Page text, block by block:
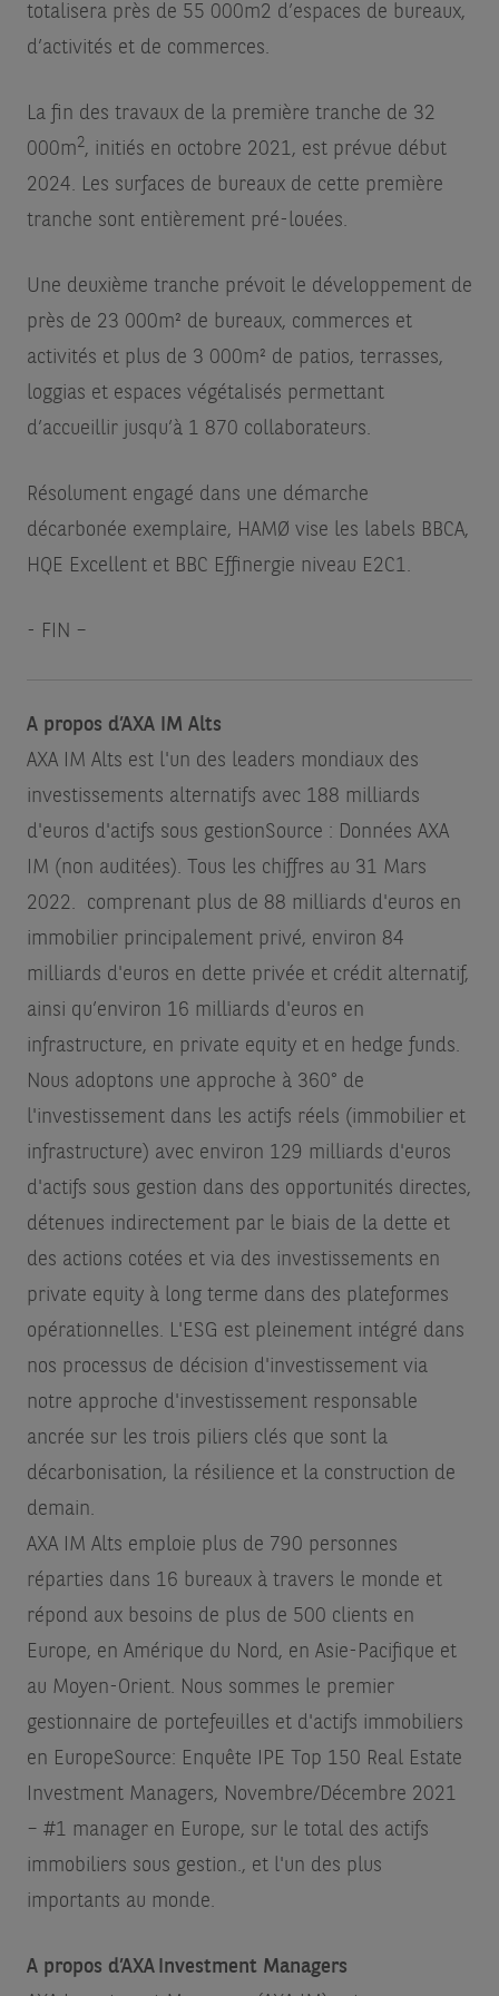
totalisera près de 55 000m2 d’espaces de bureaux,
d’activités et de commerces.
La fin des travaux de la première tranche de 32
000m2, initiés en octobre 2021, est prévue début
2024. Les surfaces de bureaux de cette première
tranche sont entièrement pré-louées.
Une deuxième tranche prévoit le développement de
près de 23 000m² de bureaux, commerces et
activités et plus de 3 000m² de patios, terrasses,
loggias et espaces végétalisés permettant
d’accueillir jusqu’à 1 870 collaborateurs.
Résolument engagé dans une démarche
décarbonée exemplaire, HAMØ vise les labels BBCA,
HQE Excellent et BBC Effinergie niveau E2C1.
- FIN –
A propos d’AXA IM Alts
AXA IM Alts est l'un des leaders mondiaux des
investissements alternatifs avec 188 milliards
d'euros d'actifs sous gestionSource : Données AXA
IM (non auditées). Tous les chiffres au 31 Mars
2022.
comprenant plus de 88 milliards d'euros en
immobilier principalement privé, environ 84
milliards d'euros en dette privée et crédit alternatif,
ainsi qu’environ 16 milliards d'euros en
infrastructure, en private equity et en hedge funds.
Nous adoptons une approche à 360° de
l'investissement dans les actifs réels (immobilier et
infrastructure) avec environ 129 milliards d'euros
d'actifs sous gestion dans des opportunités directes,
détenues indirectement par le biais de la dette et
des actions cotées et via des investissements en
private equity à long terme dans des plateformes
opérationnelles. L'ESG est pleinement intégré dans
nos processus de décision d'investissement via
notre approche d'investissement responsable
ancrée sur les trois piliers clés que sont la
décarbonisation, la résilience et la construction de
demain.
AXA IM Alts emploie plus de 790 personnes
réparties dans 16 bureaux à travers le monde et
répond aux besoins de plus de 500 clients en
Europe, en Amérique du Nord, en Asie-Pacifique et
au Moyen-Orient. Nous sommes le premier
gestionnaire de portefeuilles et d'actifs immobiliers
en EuropeSource: Enquête IPE Top 150 Real Estate
Investment Managers, Novembre/Décembre 2021
– #1 manager en Europe, sur le total des actifs
immobiliers sous gestion., et l'un des plus
importants au monde.
A propos d’AXA Investment Managers